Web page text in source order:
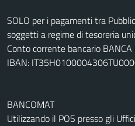
SOLO per i pagamenti tra
soggetti a regime di tesoreria
Conto corrente bancario
IBAN:
BANCOMAT
Utilizzando il POS presso gli